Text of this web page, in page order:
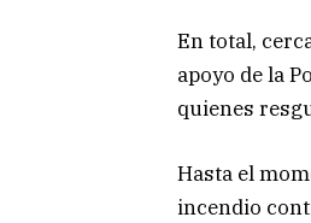
En total,
apoyo de la
quienes
Hasta el
incendio